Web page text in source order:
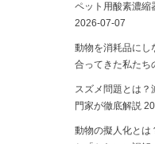
ペット用酸素濃縮
2026-07-07
動物を消耗品に
合ってきた私たち
スズメ問題とは？
門家が徹底解説
動物の擬人化とは